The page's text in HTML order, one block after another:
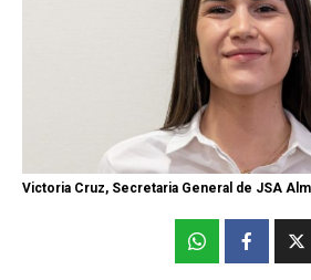
Victoria Cruz, Secretaria General de JSA